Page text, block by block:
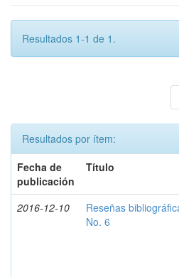
Resultados 1-1 de 1.
Resultados por ítem:
Fecha de
publicación
Título
2016-12-10
Reseñas
No. 6